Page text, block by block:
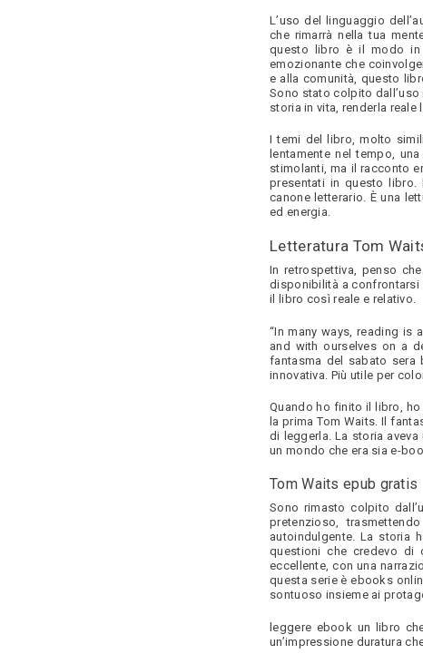
L’uso del linguaggio
che rimarrà nella tua
questo libro è il modo in
emozionante che
e alla comunità, questo
Sono stato colpito dall’uso
storia in vita, renderla reale
I temi del libro, molto
lentamente nel tempo,
stimolanti, ma il racconto
presentati in questo
canone letterario. È una
ed energia.
Letteratura Tom
In retrospettiva, penso
disponibilità a confrontarsi
il libro così reale e relativo.
“In many ways, reading is
and with ourselves on a
fantasma del sabato sera
innovativa. Più utile per
Quando ho finito il libro,
la prima Tom Waits. Il
di leggerla. La storia
un mondo che era sia e-
Tom Waits epub gratis
Sono rimasto colpito
pretenzioso,
autoindulgente. La storia
questioni che credevo di
eccellente, con una
questa serie è ebooks
sontuoso insieme ai
leggere ebook un libro
un’impressione duratura